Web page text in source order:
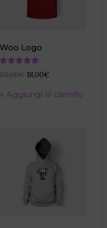
Woo Logo
Valutato
4.00
20,00€ 18,00€
Aggiungi al carrello